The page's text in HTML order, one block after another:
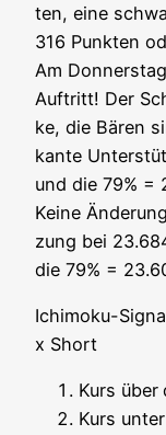
ten, eine
316 Punk­ten
Am
Auf­tritt! Der
ke, die Bären
kan­te
und die 79% =
Kei­ne
zung bei
die 79% =
Ichi­mo­ku-
x Short
Kurs über
Kurs